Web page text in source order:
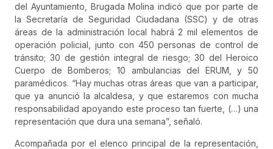
del Ayuntamiento, Brugada Molina indicó que por parte de
la Secretaría de Seguridad Ciudadana (SSC) y de otras
áreas de la administración local habrá 2 mil elementos de
operación policial, junto con 450 personas de control de
tránsito; 30 de gestión integral de riesgo; 30 del Heroico
Cuerpo de Bomberos; 10 ambulancias del ERUM, y 50
paramédicos. “Hay muchas otras áreas que van a participar,
que ya anunció la alcaldesa, y que estaremos con mucha
responsabilidad apoyando este proceso tan fuerte, (…) una
representación que dura una semana”, señaló.
Acompañada por el elenco principal de la representación,